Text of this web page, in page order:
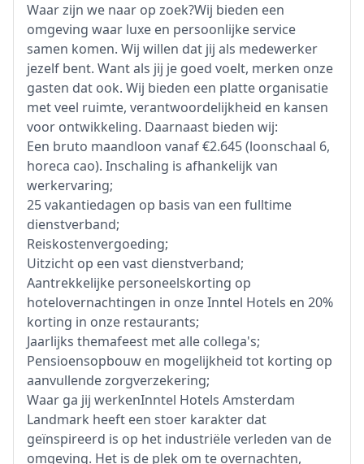
Waar zijn we naar op zoek?Wij bieden een
omgeving waar luxe en persoonlijke service
samen komen. Wij willen dat jij als medewerker
jezelf bent. Want als jij je goed voelt, merken onze
gasten dat ook. Wij bieden een platte organisatie
met veel ruimte, verantwoordelijkheid en kansen
voor ontwikkeling. Daarnaast bieden wij:
Een bruto maandloon vanaf €2.645 (loonschaal 6,
horeca cao). Inschaling is afhankelijk van
werkervaring;
25 vakantiedagen op basis van een fulltime
dienstverband;
Reiskostenvergoeding;
Uitzicht op een vast dienstverband;
Aantrekkelijke personeelskorting op
hotelovernachtingen in onze Inntel Hotels en 20%
korting in onze restaurants;
Jaarlijks themafeest met alle collega's;
Pensioensopbouw en mogelijkheid tot korting op
aanvullende zorgverzekering;
Waar ga jij werkenInntel Hotels Amsterdam
Landmark heeft een stoer karakter dat
geïnspireerd is op het industriële verleden van de
omgeving. Het is de plek om te overnachten,